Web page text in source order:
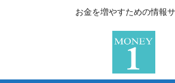
お金を増やすための情報